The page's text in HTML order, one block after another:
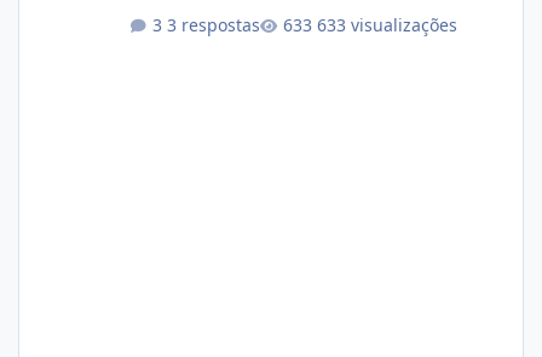
com cerca de 80% concluído e conta com
3 respostas 633 visualizações